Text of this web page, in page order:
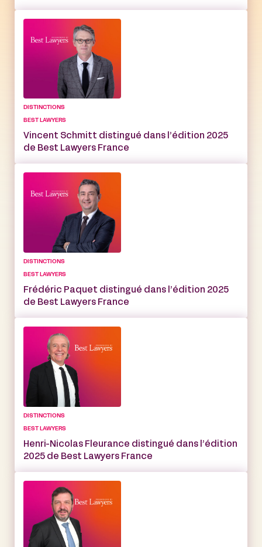
DISTINCTIONS
BEST LAWYERS
Vincent Schmitt distingué dans l’édition 2025
de Best Lawyers France
DISTINCTIONS
BEST LAWYERS
Frédéric Paquet distingué dans l’édition 2025
de Best Lawyers France
DISTINCTIONS
BEST LAWYERS
Henri-Nicolas Fleurance distingué dans l’édition
2025 de Best Lawyers France